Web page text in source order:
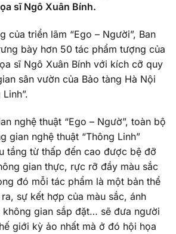
sĩ Ngô Xuân Bính.
của triển lãm “Ego – Người”, Ban
bày hơn 50 tác phẩm tượng của
sĩ Ngô Xuân Bính với kích cỡ quy
sân vườn của Bảo tàng Hà Nội
nghệ thuật “Ego – Ngườ”, toàn bộ
gian nghệ thuật “Thông Linh”
tầng từ thấp đến cao được bệ đỡ
gian thực, rực rỡ đầy màu sắc
đó mỗi tác phẩm là một bản thể
sự kết hợp của màu sắc, ánh
không gian sắp đặt… sẽ đưa người
giới kỳ ảo nhất mà ở đó hội họa